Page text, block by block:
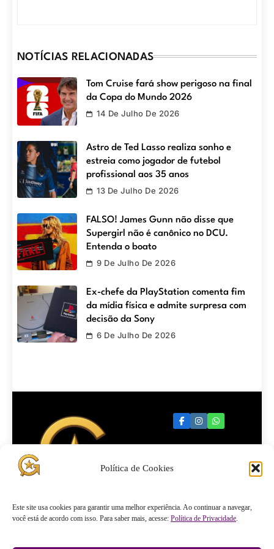
Política de Cookies
Este site usa cookies para garantir uma melhor experiência. Ao continuar a navegar,
você está de acordo com isso. Para saber mais, acesse: Política de Privacidade.
NOTÍCIAS RELACIONADAS
Tom Cruise fará show perigoso na final
da Copa do Mundo 2026
14 De Julho De 2026
Astro de Ted Lasso realiza sonho e
estreia como jogador de futebol
profissional aos 35 anos
13 De Julho De 2026
FALSO! James Gunn não disse que
Supergirl não é canônico no DCU.
Entenda o boato
9 De Julho De 2026
Ex-chefe da PlayStation comenta fim
da mídia física e admite surpresa com
decisão da Sony
6 De Julho De 2026
Quartel